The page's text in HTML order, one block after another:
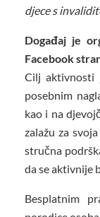
djece s
Događaj je
Facebook
Cilj aktivnosti
posebnim
kao i na
zalažu za
stručna
da se aktivnije
Besplatnim